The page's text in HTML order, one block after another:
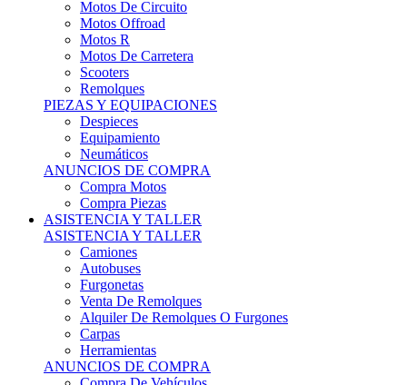
Motos R
Motos De Carretera
Scooters
Remolques
PIEZAS Y EQUIPACIONES
Despieces
Equipamiento
Neumáticos
ANUNCIOS DE COMPRA
Compra Motos
Compra Piezas
ASISTENCIA Y TALLER
ASISTENCIA Y TALLER
Camiones
Autobuses
Furgonetas
Venta De Remolques
Alquiler De Remolques O Furgones
Carpas
Herramientas
ANUNCIOS DE COMPRA
Compra De Vehículos
Compra De Herramientas